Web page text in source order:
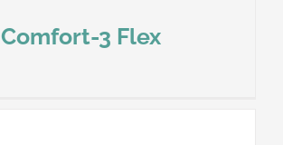
Comfort-3 Flex